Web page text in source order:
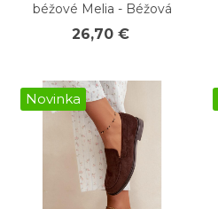
béžové Melia - Béžová
26,70 €
Novinka